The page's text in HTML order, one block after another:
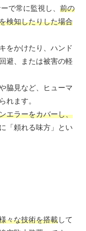
で常に監視し、 前の
検知したりした場合
をかけたり、ハンド
避、または被害の軽
脇見など、ヒューマ
れます。
エラーをカバーし、
に「頼れる味方」とい
々な技術を搭載して